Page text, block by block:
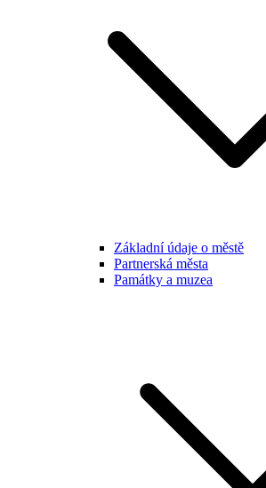
Základní údaje o městě
Partnerská města
Památky a muzea